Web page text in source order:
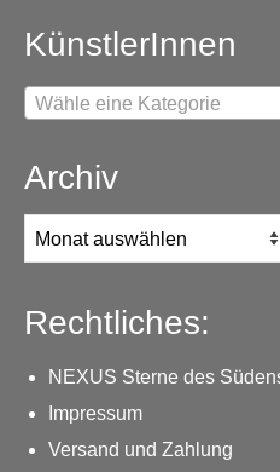
KünstlerInnen
Wähle eine Kategorie
Archiv
Archiv
Rechtliches:
NEXUS Sterne des
Impressum
Versand und Zahlung